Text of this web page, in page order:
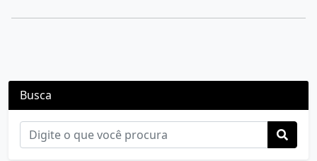
Busca